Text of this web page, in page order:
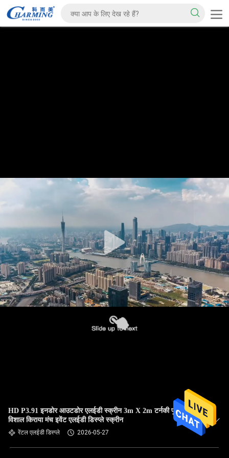
HD P3.91 इनडोर आउटडोर एलईडी स्क्रीन 3m X 2m टर्नकी पूर्ण प्रणाली
विशाल किराया मंच इवेंट एलईडी डिस्प्ले स्क्रीन
रेंटल एलईडी डिस्प्ले 2026-05-27